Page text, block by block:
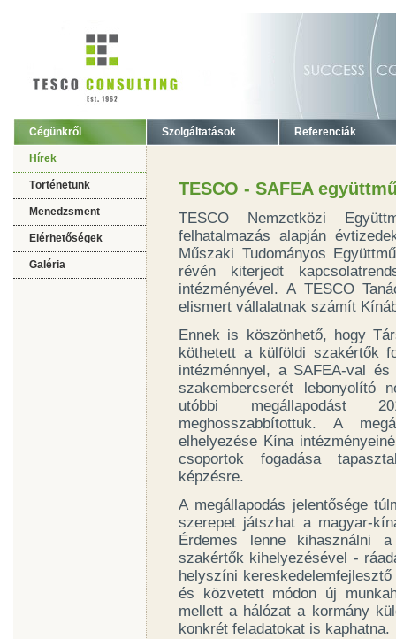
Cégünkről Szolgáltatások Referenciák
Hírek
Történetünk
Menedzsment
Elérhetőségek
Galéria
TESCO - SAFEA
TESCO Nemzetközi
felhatalmazás alapján
Műszaki Tudományos
révén kiterjedt
intézményével. A TESCO
elismert vállalatnak számít
Ennek is köszönhető, hogy
köthetett a külföldi szakértők
intézménnyel, a SAFEA-val
szakembercserét lebonyolító
utóbbi megállapodást
meghosszabbítottuk. A
elhelyezése Kína
csoportok fogadása
képzésre.
A megállapodás jelentősége
szerepet játszhat a magyar-
Érdemes lenne kihasználni
szakértők kihelyezésével -
helyszíni
és közvetett módon új
mellett a hálózat a kormány
konkrét feladatokat is kaphatna.